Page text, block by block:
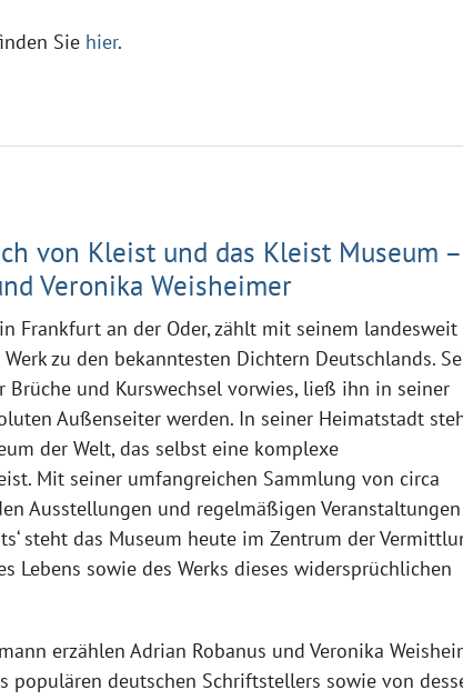
Sie hier.
von Kleist und das Kleist Museum –
Veronika Weisheimer
Frankfurt an der Oder, zählt mit seinem landesweit
zu den bekanntesten Dichtern Deutschlands.
Brüche und Kurswechsel vorwies, ließ ihn in seiner
Außenseiter werden. In seiner Heimatstadt
der Welt, das selbst eine komplexe
Mit seiner umfangreichen Sammlung von circa
Ausstellungen und regelmäßigen
steht das Museum heute im Zentrum der
Lebens sowie des Werks dieses widersprüchlichen
erzählen Adrian Robanus und Veronika
populären deutschen Schriftstellers sowie von